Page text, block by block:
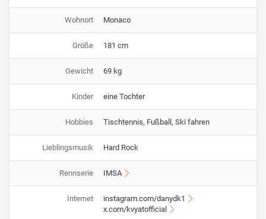
Wohnort Monaco
Größe 181 cm
Gewicht 69 kg
Kinder eine Tochter
Hobbies Tischtennis, Fußball, Ski fahren
Lieblingsmusik Hard Rock
Rennserie IMSA
Internet
instagram.com/danydk1
x.com/kvyatofficial